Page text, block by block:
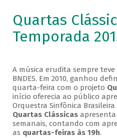
Quartas
Temporada
A música erudita sempre
BNDES. Em 2010, ganhou
quarta-feira com o projeto
início oferecia ao público
Orquestra Sinfônica
Quartas Clássicasapresenta
semanais, contando com
as quartas-feiras às 19h.